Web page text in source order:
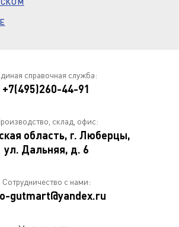
справочная служба:
+7(495)260-44-91
склад, офис:
область, г. Люберцы,
ул. Дальняя, д. 6
Сотрудничество с нами:
gutmart@yandex.ru